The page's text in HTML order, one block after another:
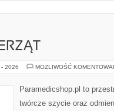
2026 MOŻLIWOŚĆ
Paramedicshop.pl to
twórcze szycie oraz